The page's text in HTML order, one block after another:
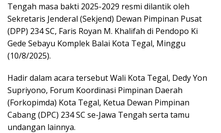
Tengah masa bakti 2025-2029 resmi dilantik oleh
Sekretaris Jenderal (Sekjend) Dewan Pimpinan Pusat
(DPP) 234 SC, Faris Royan M. Khalifah di Pendopo Ki
Gede Sebayu Komplek Balai Kota Tegal, Minggu
(10/8/2025).
Hadir dalam acara tersebut Wali Kota Tegal, Dedy Yon
Supriyono, Forum Koordinasi Pimpinan Daerah
(Forkopimda) Kota Tegal, Ketua Dewan Pimpinan
Cabang (DPC) 234 SC se-Jawa Tengah serta tamu
undangan lainnya.